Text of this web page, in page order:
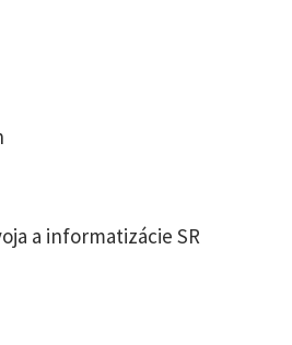
a informatizácie SR